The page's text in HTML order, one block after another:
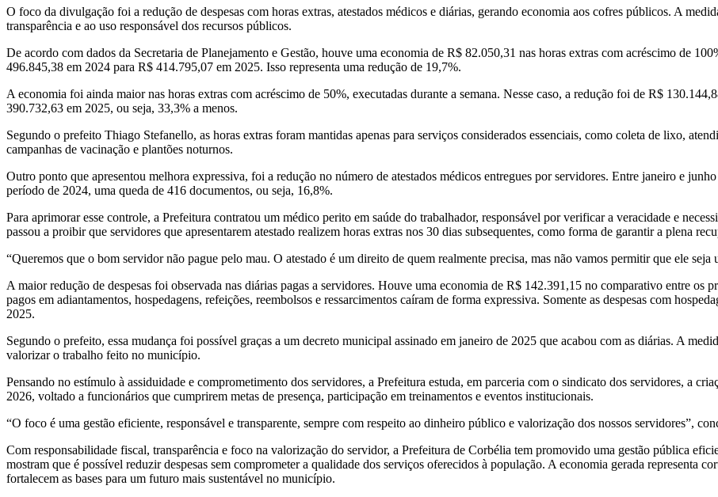
O foco da divulgação foi a redução de despesas com horas extras, atestados médicos e diárias, gerando economia aos cofres públicos. A
transparência e ao uso responsável dos recursos públicos.
De acordo com dados da Secretaria de Planejamento e Gestão, houve uma economia de R$ 82.050,31 nas horas extras com acréscimo de
496.845,38 em 2024 para R$ 414.795,07 em 2025. Isso representa uma redução de 19,7%.
A economia foi ainda maior nas horas extras com acréscimo de 50%, executadas durante a semana. Nesse caso, a redução foi de R$
390.732,63 em 2025, ou seja, 33,3% a menos.
Segundo o prefeito Thiago Stefanello, as horas extras foram mantidas apenas para serviços considerados essenciais, como coleta de lixo,
campanhas de vacinação e plantões noturnos.
Outro ponto que apresentou melhora expressiva, foi a redução no número de atestados médicos entregues por servidores. Entre janeiro e
período de 2024, uma queda de 416 documentos, ou seja, 16,8%.
Para aprimorar esse controle, a Prefeitura contratou um médico perito em saúde do trabalhador, responsável por verificar a veracidade e
passou a proibir que servidores que apresentarem atestado realizem horas extras nos 30 dias subsequentes, como forma de garantir a plena
“Queremos que o bom servidor não pague pelo mau. O atestado é um direito de quem realmente precisa, mas não vamos permitir que ele
A maior redução de despesas foi observada nas diárias pagas a servidores. Houve uma economia de R$ 142.391,15 no comparativo entre os
pagos em adiantamentos, hospedagens, refeições, reembolsos e ressarcimentos caíram de forma expressiva. Somente as despesas com
2025.
Segundo o prefeito, essa mudança foi possível graças a um decreto municipal assinado em janeiro de 2025 que acabou com as diárias. A
valorizar o trabalho feito no município.
Pensando no estímulo à assiduidade e comprometimento dos servidores, a Prefeitura estuda, em parceria com o sindicato dos servidores, a
2026, voltado a funcionários que cumprirem metas de presença, participação em treinamentos e eventos institucionais.
“O foco é uma gestão eficiente, responsável e transparente, sempre com respeito ao dinheiro público e valorização dos nossos servidores”,
Com responsabilidade fiscal, transparência e foco na valorização do servidor, a Prefeitura de Corbélia tem promovido uma gestão pública
mostram que é possível reduzir despesas sem comprometer a qualidade dos serviços oferecidos à população. A economia gerada representa
fortalecem as bases para um futuro mais sustentável no município.